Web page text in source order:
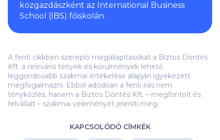
közgazdászként az International Business
School (IBS) főiskolán.
A fenti cikkben szereplő megállapításokat a Biztos Döntés
Kft. a releváns tények és körülmények lehető
leggondosabb szakmai értékelése alapján igyekezett
megfogalmazni. Ebből adódóan a fenti írás nem
tényközlés, hanem a Biztos Döntés Kft. – megfontolt és
felvállalt – szakmai véleményét jeleníti meg.
KAPCSOLÓDÓ CÍMKÉK